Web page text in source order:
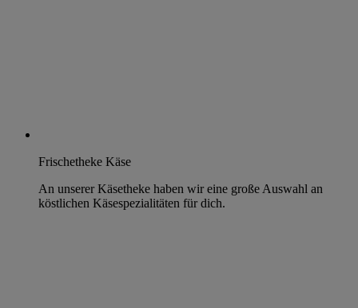
Frischetheke Käse
An unserer Käsetheke haben wir eine große Auswahl an
köstlichen Käsespezialitäten für dich.